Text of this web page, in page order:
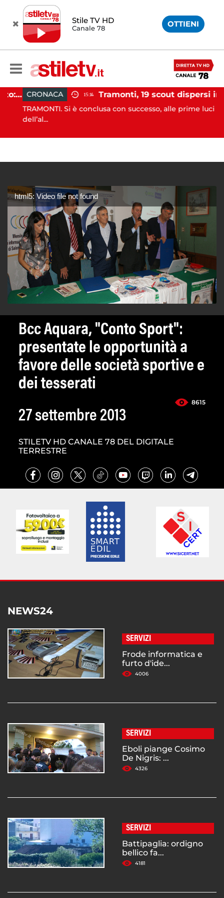
Stile TV HD
Canale 78 OTTIENI
Incidente agricolo nel Cilento: trattore si ribalta, muore 71enne CRONACA 15:14 Tramonti, 19 scout dispersi in montagna salvati dai vigili del fuoco
TRAMONTI. Si è conclusa con successo, alle prime luci
dell’al...
html5: Video file not found
Bcc Aquara, "Conto Sport":
presentate le opportunità a
favore delle società sportive e
dei tesserati
8615
27 settembre 2013
STILETV HD CANALE 78 DEL DIGITALE
TERRESTRE
NEWS24
SERVIZI
Frode informatica e
furto d'ide...
4006
SERVIZI
Eboli piange Cosimo
De Nigris: ...
4326
SERVIZI
Battipaglia: ordigno
bellico fa...
4181